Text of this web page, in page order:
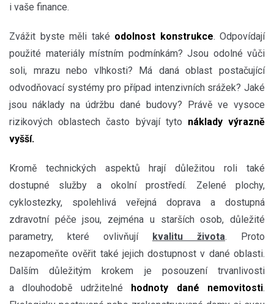
i vaše finance.
Zvážit byste měli také odolnost konstrukce. Odpovídají
použité materiály místním podmínkám? Jsou odolné vůči
soli, mrazu nebo vlhkosti? Má daná oblast postačující
odvodňovací systémy pro případ intenzivních srážek? Jaké
jsou náklady na údržbu dané budovy? Právě ve vysoce
rizikových oblastech často bývají tyto náklady výrazně
vyšší.
Kromě technických aspektů hrají důležitou roli také
dostupné služby a okolní prostředí. Zelené plochy,
cyklostezky, spolehlivá veřejná doprava a dostupná
zdravotní péče jsou, zejména u starších osob, důležité
parametry, které ovlivňují kvalitu života. Proto
nezapomeňte ověřit také jejich dostupnost v dané oblasti.
Dalším důležitým krokem je posouzení trvanlivosti
a dlouhodobě udržitelné hodnoty dané nemovitosti.